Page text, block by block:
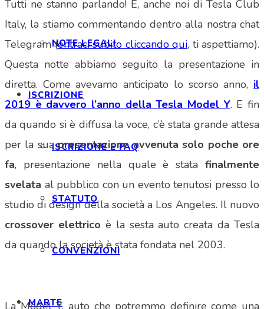
NOTE LEGALI
ISCRIZIONE
ISCRIZIONE E FAQ
STATUTO
CONVENZIONI
MARTE
Tutti ne stanno parlando! E, anche noi di Tesla Club
Italy, la stiamo commentando dentro alla nostra chat
Telegram (entraci subito cliccando qui, ti aspettiamo).
Questa notte abbiamo seguito la presentazione in
diretta. Come avevamo anticipato lo scorso anno, il
2019 è davvero l’anno della Tesla Model Y. E fin
da quando si è diffusa la voce, c’è stata grande attesa
per la suapresentazione avvenuta solo poche ore
fa, presentazione nella quale è stata finalmente
svelata al pubblico con un evento tenutosi presso lo
studio di design della società a Los Angeles. Il nuovo
crossover elettrico è la sesta auto creata da Tesla
da quando la società è stata fondata nel 2003.
La Model Y, auto che potremmo definire come una